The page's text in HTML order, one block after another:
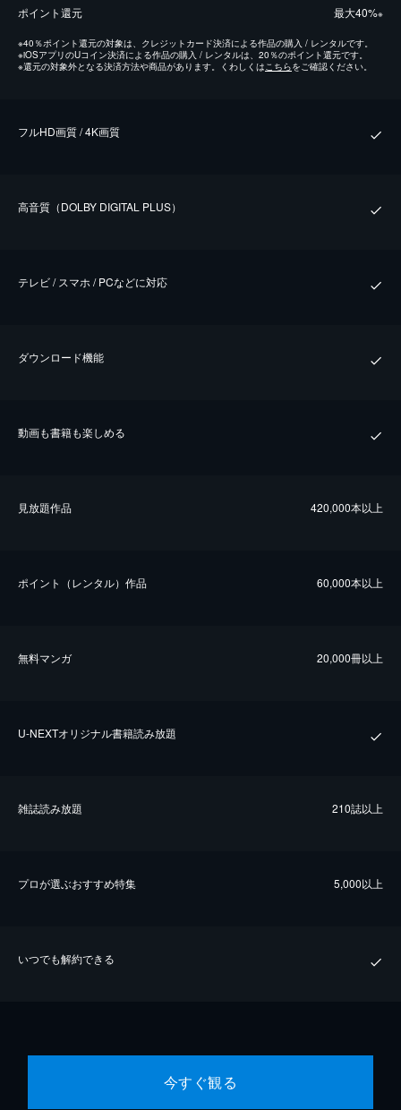
ポイント還元 最⼤40%※
※40％ポイント還元の対象は、クレジットカード決済による作品の購入 / レンタルです。
※iOSアプリのUコイン決済による作品の購入 / レンタルは、20％のポイント還元です。
※還元の対象外となる決済方法や商品があります。くわしくはこちらをご確認ください。
フルHD画質 / 4K画質
⾼⾳質（DOLBY DIGITAL PLUS）
テレビ / スマホ / PCなどに対応
ダウンロード機能
動画も書籍も楽しめる
⾒放題作品 420,000本以上
ポイント（レンタル）作品 60,000本以上
無料マンガ 20,000冊以上
U-NEXTオリジナル書籍読み放題
雑誌読み放題 210誌以上
プロが選ぶおすすめ特集 5,000以上
いつでも解約できる
今すぐ観る